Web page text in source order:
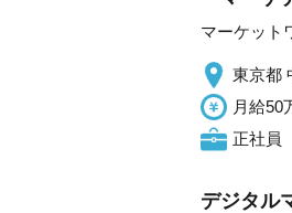
マーケット
東京都
月給50
正社員
デジタル